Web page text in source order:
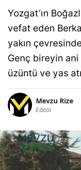
Yozgat’ın
vefat eden
yakın
Genç bireyin
üzüntü ve yas
Mevzu Rize
Editör